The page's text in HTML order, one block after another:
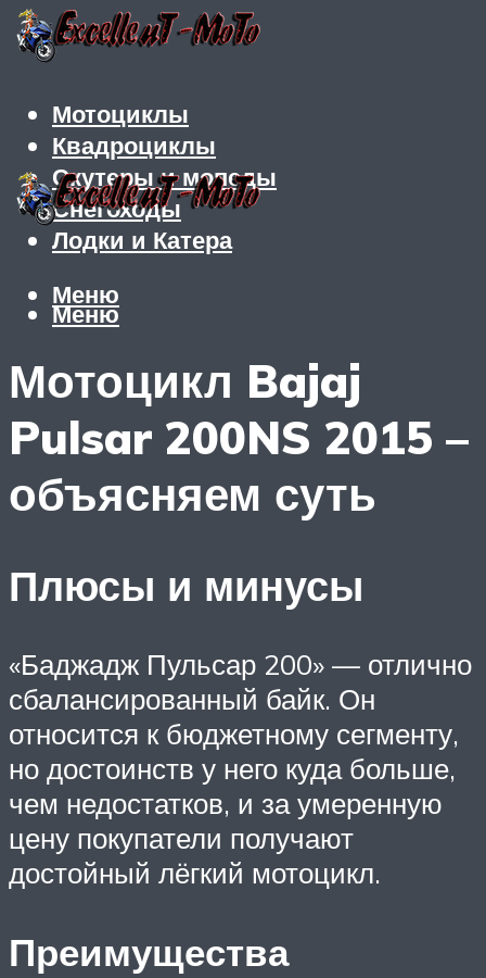
Мотоциклы
Квадроциклы
Скутеры и мопеды
Снегоходы
Лодки и Катера
Меню
Меню
Мотоцикл Bajaj
Pulsar 200NS 2015 –
объясняем суть
Плюсы и минусы
«Баджадж Пульсар 200» — отлично
сбалансированный байк. Он
относится к бюджетному сегменту,
но достоинств у него куда больше,
чем недостатков, и за умеренную
цену покупатели получают
достойный лёгкий мотоцикл.
Преимущества